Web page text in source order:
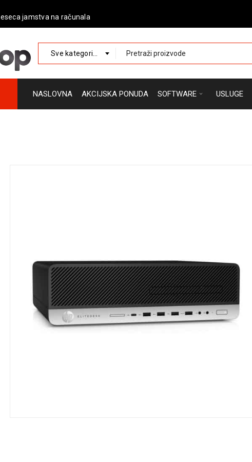
jamstva na računala
Sve kategorije
NASLOVNA AKCIJSKA PONUDA SOFTWARE USLUGE